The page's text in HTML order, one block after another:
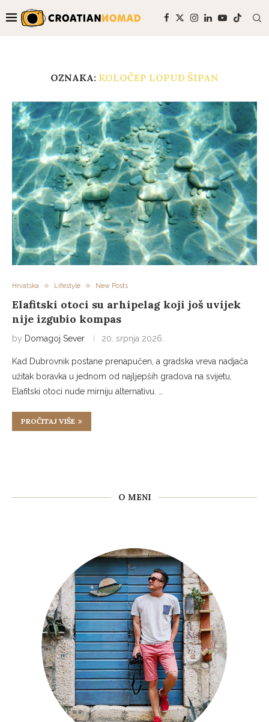
OZNAKA: KOLOČEP LOPUD ŠIPAN
Hrvatska Lifestyle New Posts
Elafitski otoci su arhipelag koji još uvijek
nije izgubio kompas
by Domagoj Sever 20. srpnja 2026.
Kad Dubrovnik postane prenapučen, a gradska vreva nadjača
užitak boravka u jednom od najljepših gradova na svijetu,
Elafitski otoci nude mirniju alternativu. …
PROČITAJ VIŠE
O MENI